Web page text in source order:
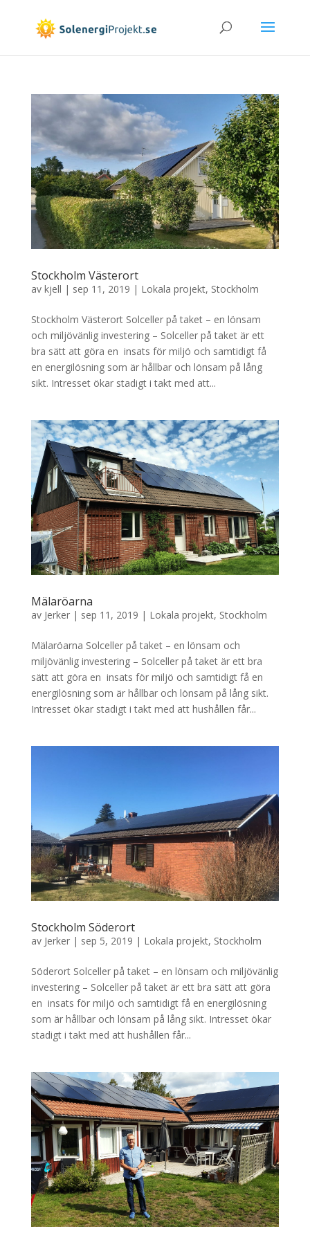
Stockholm Västerort
av kjell | sep 11, 2019 | Lokala projekt, Stockholm
Stockholm Västerort Solceller på taket – en lönsam
och miljövänlig investering – Solceller på taket är ett
bra sätt att göra en insats för miljö och samtidigt få
en energilösning som är hållbar och lönsam på lång
sikt. Intresset ökar stadigt i takt med att...
Mälaröarna
av Jerker| sep 11, 2019 | Lokala projekt, Stockholm
Mälaröarna Solceller på taket – en lönsam och
miljövänlig investering – Solceller på taket är ett bra
sätt att göra en insats för miljö och samtidigt få en
energilösning som är hållbar och lönsam på lång sikt.
Intresset ökar stadigt i takt med att hushållen får...
Stockholm Söderort
av Jerker| sep 5, 2019 | Lokala projekt, Stockholm
Söderort Solceller på taket – en lönsam och miljövänlig
investering – Solceller på taket är ett bra sätt att göra
en insats för miljö och samtidigt få en energilösning
som är hållbar och lönsam på lång sikt. Intresset ökar
stadigt i takt med att hushållen får...